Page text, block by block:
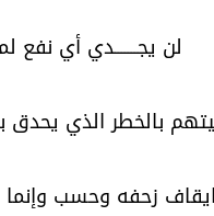
لن يجـــــــدي أي نفع
بالخطر الذي
زحفه وحسب